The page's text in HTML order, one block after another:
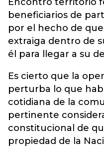
beneficiarios de
por el hecho de
extraiga dentro de
él para llegar a su
Es cierto que la
perturba lo que
cotidiana de la
pertinente
constitucional de
propiedad de la